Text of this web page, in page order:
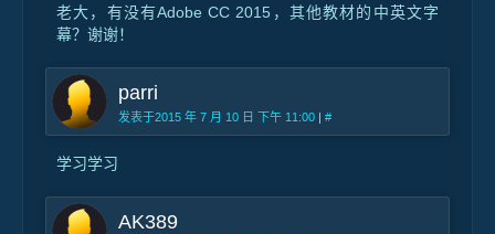
老大，有没有Adobe CC 2015，其他教材的中英文字
幕？谢谢！
parri
发表于2015 年 7 月 10 日 下午 11:00 | #
学习学习
AK389